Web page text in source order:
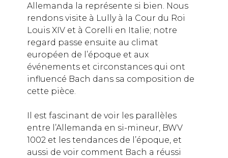
Allemanda la représente si bien. Nous
rendons visite à Lully à la Cour du Roi
Louis XIV et à Corelli en Italie; notre
regard passe ensuite au climat
européen de l’époque et aux
événements et circonstances qui ont
influencé Bach dans sa composition de
cette pièce.
Il est fascinant de voir les parallèles
entre l’Allemanda en si-mineur, BWV
1002 et les tendances de l’époque, et
aussi de voir comment Bach a réussi